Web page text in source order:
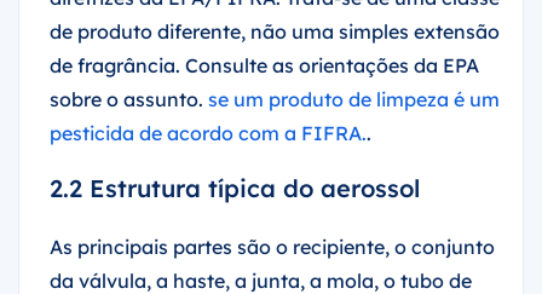
de produto diferente, não uma simples extensão
de fragrância. Consulte as orientações da EPA
sobre o assunto. se um produto de limpeza é um
pesticida de acordo com a FIFRA..
2.2 Estrutura típica do aerossol
As principais partes são o recipiente, o conjunto
da válvula, a haste, a junta, a mola, o tubo de